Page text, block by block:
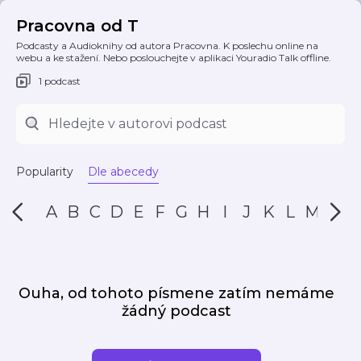
Pracovna od T
Podcasty a Audioknihy od autora Pracovna. K poslechu online na
webu a ke stažení. Nebo poslouchejte v aplikaci Youradio Talk offline.
1 podcast
Popularity Dle abecedy
A B C D E F G H I J K L M N
Ouha, od tohoto písmene zatím nemáme
žádný podcast